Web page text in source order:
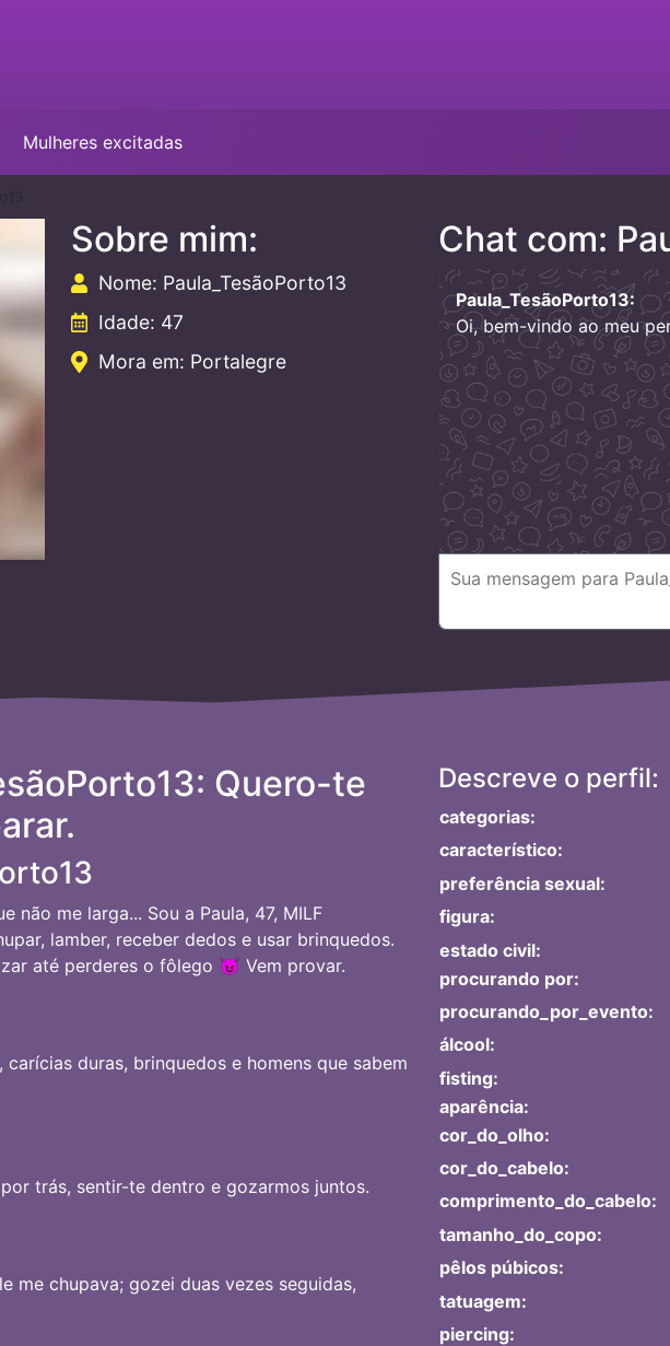
Mulheres excitadas
Sobre mim:
Nome: Paula_TesãoPorto13
Idade: 47
Mora em: Portalegre
Chat com:
Paula_TesãoPorto13:
Oi, bem-vindo ao meu
Quero-te
não me larga... Sou a Paula, 47, MILF
lamber, receber dedos e usar brinquedos.
até perderes o fôlego 😈 Vem provar.
duras, brinquedos e homens que sabem
trás, sentir-te dentro e gozarmos juntos.
me chupava; gozei duas vezes seguidas,
Descreve o perfil:
categorias:
característico:
preferência sexual:
figura:
estado civil:
procurando por:
procurando_por_evento:
álcool:
fisting:
aparência:
cor_do_olho:
cor_do_cabelo:
comprimento_do_cabelo:
tamanho_do_copo:
pêlos púbicos:
tatuagem:
piercing: